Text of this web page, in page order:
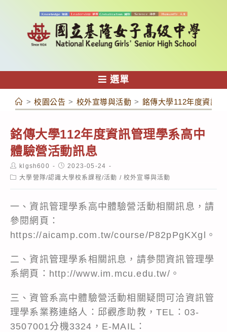
容
選單
> 校園公告 > 校外宣導與活動 > 銘傳大學112年度資訊
銘傳大學112年度資訊管理學系高中
體驗營活動訊息
Post
author:
klgsh600
Post
published:
2023-05-24
Post大學營隊/認識大學校系課程/活動 / 校外宣導與活動
一、資訊管理學系高中體驗營活動相關訊息，請
參閱網頁：
https://aicamp.com.tw/course/P82pPgKXgl 。
二、資訊管理學系相關訊息，請參閱資訊管理學
系網頁： http://www.im.mcu.edu.tw/ 。
三、資管系高中體驗營活動相關疑問可洽資訊管
理學系業務連絡人：邱觀彥助教，TEL：03-
3507001分機3324，E-MAIL：